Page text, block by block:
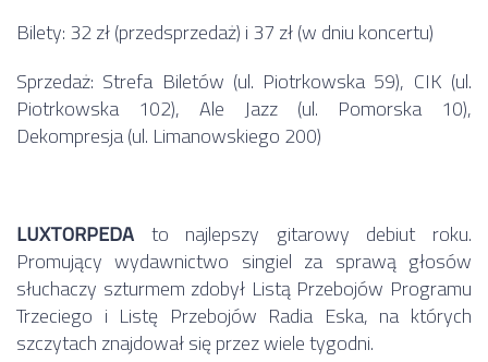
Bilety: 32 zł (przedsprzedaż) i 37 zł (w dniu koncertu)
Sprzedaż: Strefa Biletów (ul. Piotrkowska 59), CIK (ul.
Piotrkowska 102), Ale Jazz (ul. Pomorska 10),
Dekompresja (ul. Limanowskiego 200)
LUXTORPEDA to najlepszy gitarowy debiut roku.
Promujący wydawnictwo singiel za sprawą głosów
słuchaczy szturmem zdobył Listą Przebojów Programu
Trzeciego i Listę Przebojów Radia Eska, na których
szczytach znajdował się przez wiele tygodni.